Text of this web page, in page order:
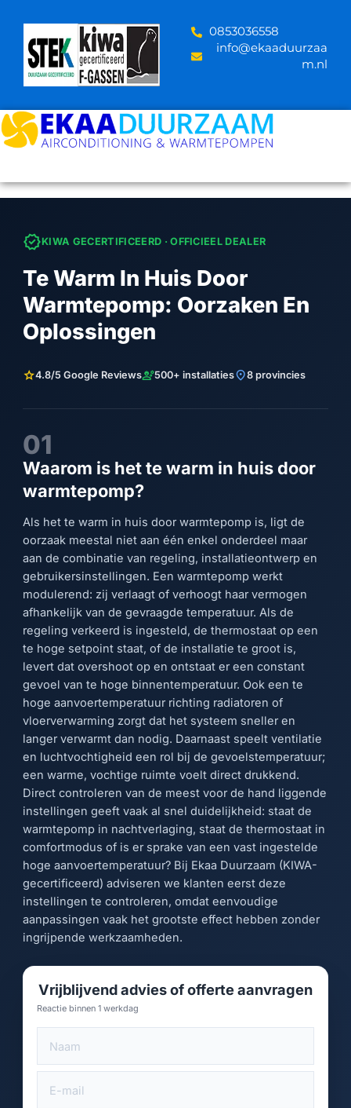
content
‪0853036558
info@ekaaduurzaa
m.nl
verifiedKIWA GECERTIFICEERD · OFFICIEEL DEALER
Te Warm In Huis Door
Warmtepomp: Oorzaken En
Oplossingen
star4.8/5 Google Reviewsengineering500+ installatieslocation_on8 provincies
01
Waarom is het te warm in huis door
warmtepomp?
Als het te warm in huis door warmtepomp is, ligt de
oorzaak meestal niet aan één enkel onderdeel maar
aan de combinatie van regeling, installatieontwerp en
gebruikersinstellingen. Een warmtepomp werkt
modulerend: zij verlaagt of verhoogt haar vermogen
afhankelijk van de gevraagde temperatuur. Als de
regeling verkeerd is ingesteld, de thermostaat op een
te hoge setpoint staat, of de installatie te groot is,
levert dat overshoot op en ontstaat er een constant
gevoel van te hoge binnentemperatuur. Ook een te
hoge aanvoertemperatuur richting radiatoren of
vloerverwarming zorgt dat het systeem sneller en
langer verwarmt dan nodig. Daarnaast speelt ventilatie
en luchtvochtigheid een rol bij de gevoelstemperatuur;
een warme, vochtige ruimte voelt direct drukkend.
Direct controleren van de meest voor de hand liggende
instellingen geeft vaak al snel duidelijkheid: staat de
warmtepomp in nachtverlaging, staat de thermostaat in
comfortmodus of is er sprake van een vast ingestelde
hoge aanvoertemperatuur? Bij Ekaa Duurzaam (KIWA-
gecertificeerd) adviseren we klanten eerst deze
instellingen te controleren, omdat eenvoudige
aanpassingen vaak het grootste effect hebben zonder
ingrijpende werkzaamheden.
Vrijblijvend advies of offerte aanvragen
Reactie binnen 1 werkdag